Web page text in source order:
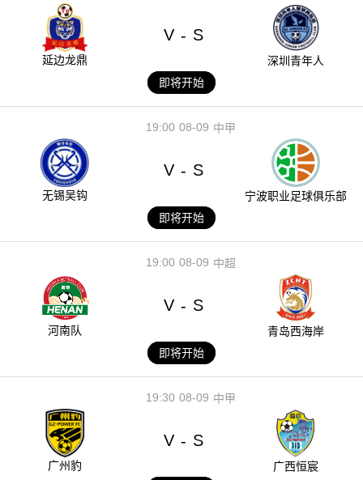
延边龙鼎
V - S
深圳青年人
即将开始
08-09
19:00 中甲
无锡吴钩
V - S
宁波职业足球俱乐部
即将开始
08-09
19:00 中超
河南队
V - S
青岛西海岸
即将开始
08-09
19:30 中甲
广州豹
V - S
广西恒宸